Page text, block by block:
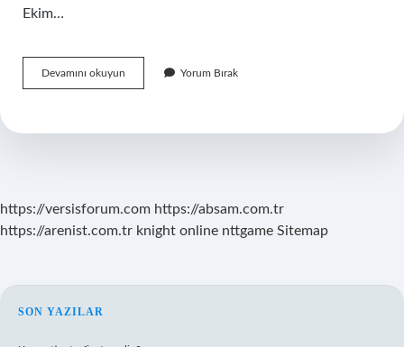
Ekim…
Devamını okuyun Profesyonel
Makyajda
Yorum Bırak
https://versisforum.com https://absam.com.tr
https://arenist.com.tr knight online nttgame Sitemap
SIDEBAR
SON YAZILAR